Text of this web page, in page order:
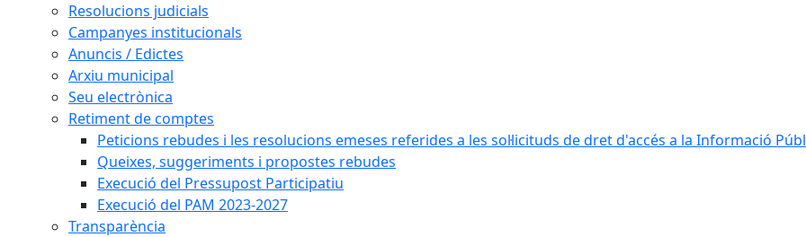
Resolucions judicials
Campanyes institucionals
Anuncis / Edictes
Arxiu municipal
Seu electrònica
Retiment de comptes
Peticions rebudes i les resolucions emeses referides a les sol·licituds de dret d'accés a la Informació
Queixes, suggeriments i propostes rebudes
Execució del Pressupost Participatiu
Execució del PAM 2023-2027
Transparència